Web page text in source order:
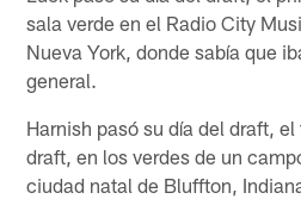
sala verde en el Radio City
Nueva York, donde sabía que
general.
Harnish pasó su día del draft,
draft, en los verdes de un
ciudad natal de Bluffton,